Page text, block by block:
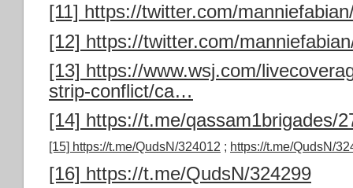
[11] https://twitter.com/
[12] https://twitter.com/
[13] https://www.wsj.com/
strip-conflict/ca…
[14] https://t.me/qassam1brigades/
[15] https://t.me/QudsN/324012 ; https://t.me/QudsN/
[16] https://t.me/QudsN/324299